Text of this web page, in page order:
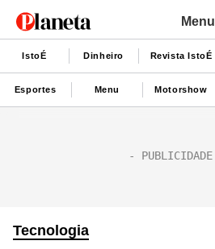
Menu
IstoÉ Dinheiro Revista IstoÉ
Esportes Menu Motorshow
Tecnologia